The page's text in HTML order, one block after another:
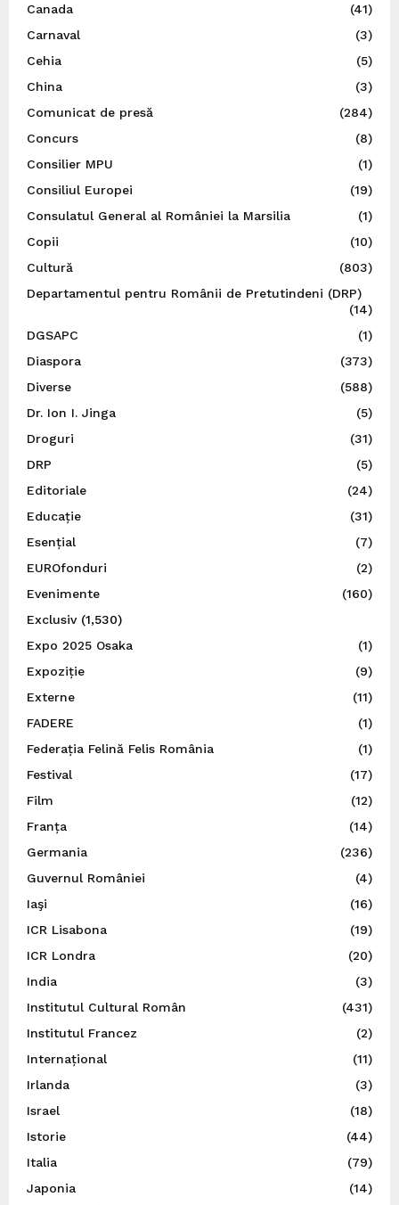
Canada
(41)
Carnaval
(3)
Cehia
(5)
China
(3)
Comunicat de presă
(284)
Concurs
(8)
Consilier MPU
(1)
Consiliul Europei
(19)
Consulatul General al României la Marsilia
(1)
Copii
(10)
Cultură
(803)
Departamentul pentru Românii de Pretutindeni (DRP)
(14)
DGSAPC
(1)
Diaspora
(373)
Diverse
(588)
Dr. Ion I. Jinga
(5)
Droguri
(31)
DRP
(5)
Editoriale
(24)
Educație
(31)
Esențial
(7)
EUROfonduri
(2)
Evenimente
(160)
Exclusiv(1,530)
Expo 2025 Osaka
(1)
Expoziție
(9)
Externe
(11)
FADERE
(1)
Federația Felină Felis România
(1)
Festival
(17)
Film
(12)
Franța
(14)
Germania
(236)
Guvernul României
(4)
Iaşi
(16)
ICR Lisabona
(19)
ICR Londra
(20)
India
(3)
Institutul Cultural Român
(431)
Institutul Francez
(2)
Internațional
(11)
Irlanda
(3)
Israel
(18)
Istorie
(44)
Italia
(79)
Japonia
(14)